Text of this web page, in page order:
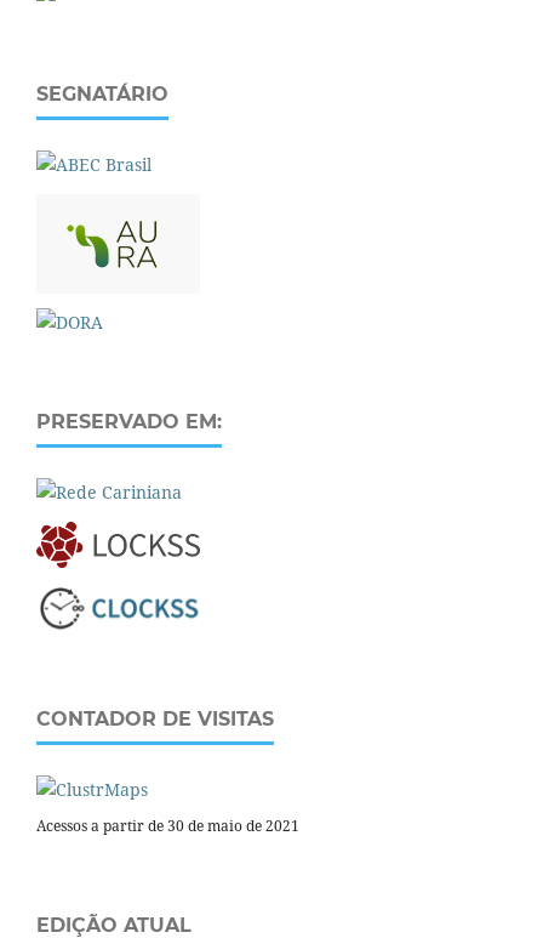
SEGNATÁRIO
PRESERVADO EM:
CONTADOR DE VISITAS
Acessos a partir de 30 de maio de 2021
EDIÇÃO ATUAL